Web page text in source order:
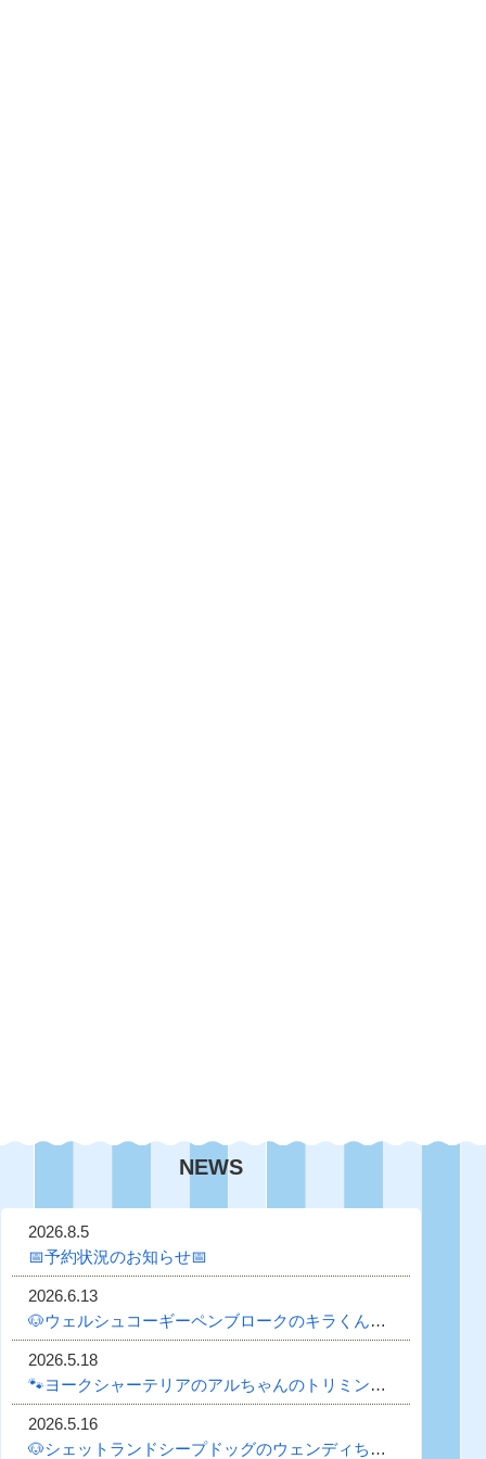
NEWS
2026.8.5
📅予約状況のお知らせ📅
2026.6.13
🐶ウェルシュコーギーペンブロークのキラくんのトリミング日記🐶
2026.5.18
🐾ヨークシャーテリアのアルちゃんのトリミング日記🐾
2026.5.16
🐶シェットランドシープドッグのウェンディちゃんのトリミング日記🐶